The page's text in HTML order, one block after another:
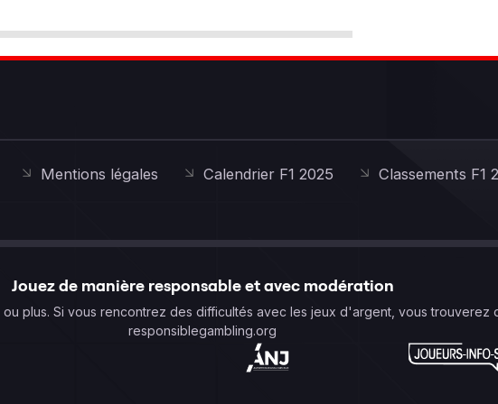
Mentions légales Calendrier F1 2025 Classements F1
Jouez de manière responsable et avec modération
ou plus. Si vous rencontrez des difficultés avec les jeux d'argent, vous
responsiblegambling.org